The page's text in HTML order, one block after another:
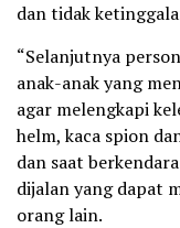
dan tidak
“Selanjutnya
anak-anak yang
agar melengkapi
helm, kaca spion
dan saat
dijalan yang dapat
orang lain.